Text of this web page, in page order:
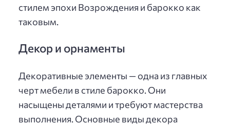
стилем эпохи Возрождения и барокко как
таковым.
Декор и орнаменты
Декоративные элементы — одна из главных
черт мебели в стиле барокко. Они
насыщены деталями и требуют мастерства
выполнения. Основные виды декора